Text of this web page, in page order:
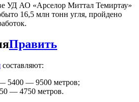
УД АО «Арселор Миттал Темиртау»
16,5 млн тонн угля, пройдено
Править
составляют:
5400 — 9500 метров;
— 4750 метров.